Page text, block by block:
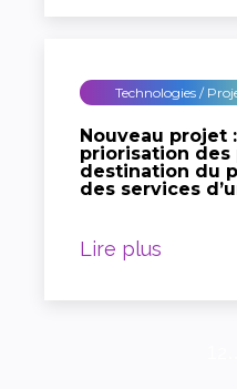
Technologies /
Nouveau projet
priorisation des
destination du
des services
Lire plus